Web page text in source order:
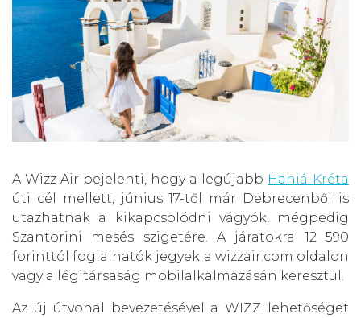
A Wizz Air bejelenti, hogy a legújabb Haniá-Kréta
úti cél mellett, június 17-től már Debrecenből is
utazhatnak a kikapcsolódni vágyók, mégpedig
Szantorini mesés szigetére. A járatokra 12 590
forinttól foglalhatók jegyek a wizzair.com oldalon
vagy a légitársaság mobilalkalmazásán keresztül.
Az új útvonal bevezetésével a WIZZ lehetőséget